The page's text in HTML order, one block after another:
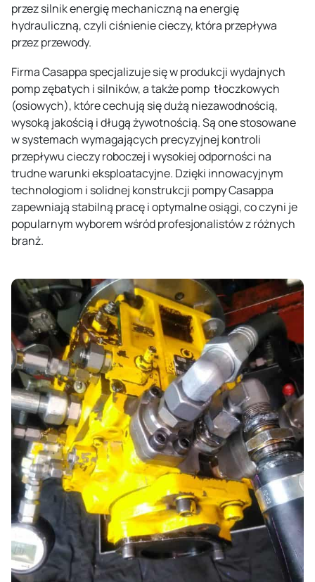
przez silnik energię mechaniczną na energię
hydrauliczną, czyli ciśnienie cieczy, która przepływa
przez przewody.
Firma Casappa specjalizuje się w produkcji wydajnych
pomp zębatych i silników, a także pomp tłoczkowych
(osiowych), które cechują się dużą niezawodnością,
wysoką jakością i długą żywotnością. Są one stosowane
w systemach wymagających precyzyjnej kontroli
przepływu cieczy roboczej i wysokiej odporności na
trudne warunki eksploatacyjne. Dzięki innowacyjnym
technologiom i solidnej konstrukcji pompy Casappa
zapewniają stabilną pracę i optymalne osiągi, co czyni je
popularnym wyborem wśród profesjonalistów z różnych
branż.